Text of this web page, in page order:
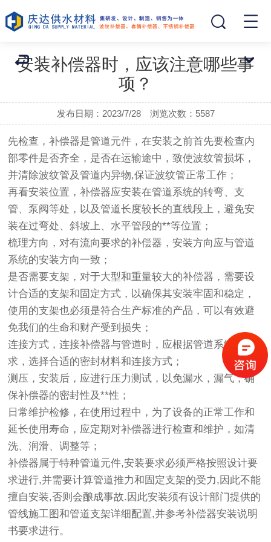
安装补偿器时，应该注意哪些事
项？
发布日期：2023/7/28 浏览次数： 5587
先检查，补偿器是管道元件，在安装之前首先要检查内
部零件是否齐全，是否在运输途中，致使波纹管损坏，
并清除波纹管及管道内异物,保证波纹管正常工作；
再看安装位置，补偿器应安装在管道系统的转弯、支
管、泵阀等处，以及管道长度较长的直线段上，避免安
装在过弯处、斜坡上、水平管段的**等位置；
梳理方向，对有流向要求的补偿器，安装方向应与管道
系统的安装方向一致；
是否需要支架，对于大型和重量较大的补偿器，需要设
计合适的支架和固定方式，以确保其安装牢固和稳定，
使用的支架也必须是符合生产标准的产品，可以有效避
免我们的生命和财产受到损失；
连接方式，连接补偿器与管道时，应根据管道系统的要
求，选择合适的密封材料和连接方式；
测压，安装后，应进行压力测试，以免漏水，漏气，确
保补偿器的密封性及**性；
日常维护检修，在使用过程中，为了设备的正常工作和
延长使用寿命，应定期对补偿器进行检查和维护，如清
洗、润滑、调整等；
补偿器属于特种管道元件,安装要求必须严格按照设计要
求进行,并需要计算管道推力和固定支架的受力,因此不能
擅自安装,否则会酿成事故.因此安装须有设计部门提供的
管线施工图和管道支架详细配置,并参考补偿器安装说明
书要求进行。